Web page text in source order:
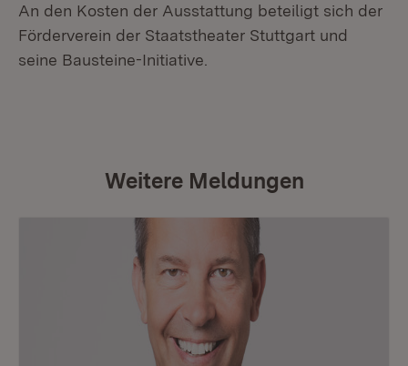
An den Kosten der Ausstattung beteiligt sich der
Förderverein der Staatstheater Stuttgart und
seine Bausteine-Initiative.
Weitere Meldungen